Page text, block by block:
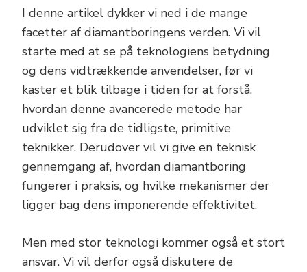
I denne artikel dykker vi ned i de mange
facetter af diamantboringens verden. Vi vil
starte med at se på teknologiens betydning
og dens vidtrækkende anvendelser, før vi
kaster et blik tilbage i tiden for at forstå,
hvordan denne avancerede metode har
udviklet sig fra de tidligste, primitive
teknikker. Derudover vil vi give en teknisk
gennemgang af, hvordan diamantboring
fungerer i praksis, og hvilke mekanismer der
ligger bag dens imponerende effektivitet.
Men med stor teknologi kommer også et stort
ansvar. Vi vil derfor også diskutere de